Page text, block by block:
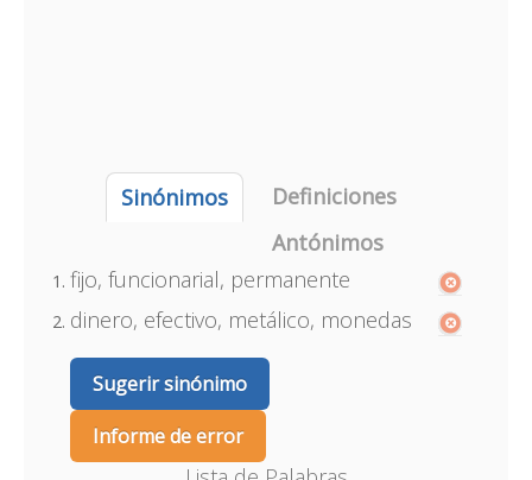
Sinónimos
Definiciones
Antónimos
fijo, funcionarial, permanente
dinero, efectivo, metálico, monedas
Sugerir sinónimo
Informe de error